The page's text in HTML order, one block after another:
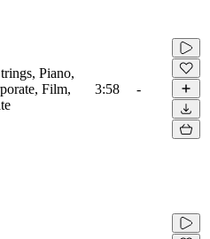
Piano,
Film,
3:58 -